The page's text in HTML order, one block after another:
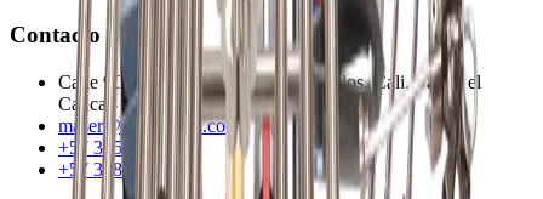
Contacto
Calle 9C 40A-25 Piso 1, Los Cambulos, Cali, Valle del
Cauca - Colombia
maser@maser.com.co
+57 315 339 6967
+57 318 274 6576